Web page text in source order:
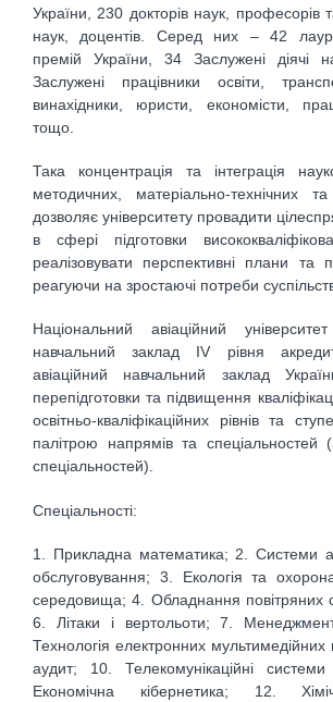
України, 230 докторів наук, професорів
наук, доцентів. Серед них – 42
премій України, 34 Заслужені діячі
Заслужені працівники освіти,
винахідники, юристи, економісти,
тощо.
Така концентрація та інтеграція
методичних, матеріально-технічних
дозволяє університету провадити
в сфері підготовки
реалізовувати перспективні плани та
реагуючи на зростаючі потреби
Національний авіаційний
навчальний заклад IV рівня
авіаційний навчальний заклад
перепідготовки та підвищення
освітньо-кваліфікаційних рівнів та
палітрою напрямів та спеціальностей
спеціальностей).
Спеціальності:
1. Прикладна математика; 2. Системи
обслуговування; 3. Екологія та
середовища; 4. Обладнання повітряних
6. Літаки і вертольоти; 7.
Технологія електронних мультимедійних
аудит; 10. Телекомунікаційні
Економічна кібернетика; 12.